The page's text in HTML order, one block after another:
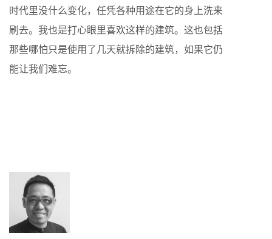
时代里没什么变化，任凭各种用途在它的身上洗来
刷去。我也是打心眼里喜欢这样的建筑。这也包括
那些哪怕只是使用了几天就拆除的建筑，如果它仍
能让我们难忘。